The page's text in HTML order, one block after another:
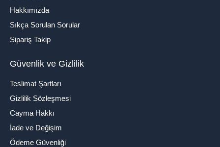
Hakkımızda
Sıkça Sorulan Sorular
Sipariş Takip
Güvenlik ve Gizlilik
Teslimat Şartları
Gizlilik Sözleşmesi
Cayma Hakkı
İade ve Değişim
Ödeme Güvenliği